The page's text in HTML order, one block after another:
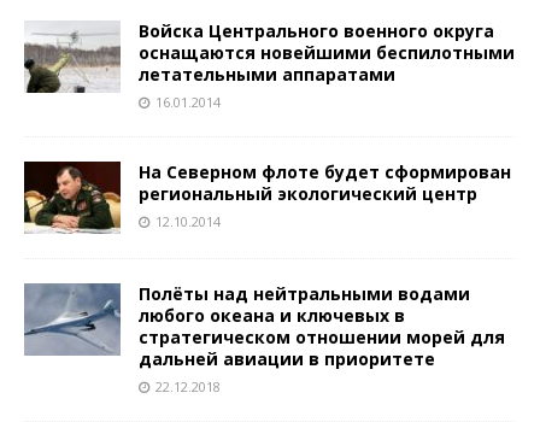
Войска Центрального военного округа
оснащаются новейшими беспилотными
летательными аппаратами
16.01.2014
На Северном флоте будет сформирован
региональный экологический центр
12.10.2014
Полёты над нейтральными водами
любого океана и ключевых в
стратегическом отношении морей для
дальней авиации в приоритете
22.12.2018